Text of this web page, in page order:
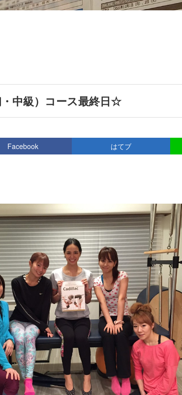
中級）コース最終日☆
Facebook はてブ